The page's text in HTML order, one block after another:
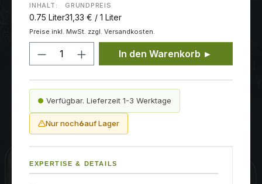
INHALT:
0.75 Liter
GRUNDPREIS
31,33 € / 1 Liter
Preise inkl. MwSt. zzgl. Versandkosten.
Produkt Anzahl: Gib den
In den Warenkorb ►
Verfügbar. Lieferzeit 1-3 Werktage
Nur noch6auf Lager
EXPERTISE & DETAILS